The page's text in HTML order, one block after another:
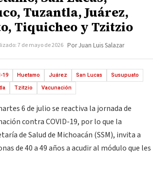
Tuzantla, Juárez,
Tiquicheo y Tzitzio
7 de mayo de 2026 Por Juan Luis Salazar
19 Huetamo Juárez San Lucas
Susupuato
Tzitzio Vacunación
6 de julio se reactiva la jornada de
contra COVID-19, por lo que la
de Salud de Michoacán (SSM), invita a
de 40 a 49 años a acudir al módulo que les